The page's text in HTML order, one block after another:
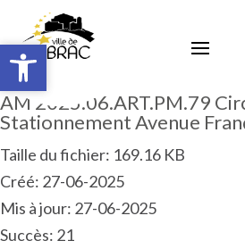
Ouvrir la barre d’outils
AM 2025.06.ART.PM.79
Stationnement Avenue
Taille du fichier: 169.16 KB
Créé: 27-06-2025
Mis à jour: 27-06-2025
Succès: 21
Ouvrir la barre d’outils